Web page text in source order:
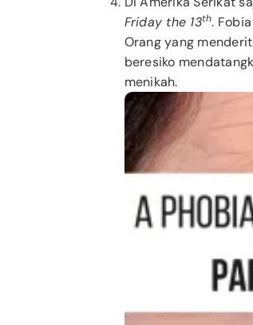
Friday the 13th.
Orang yang
beresiko
menikah.